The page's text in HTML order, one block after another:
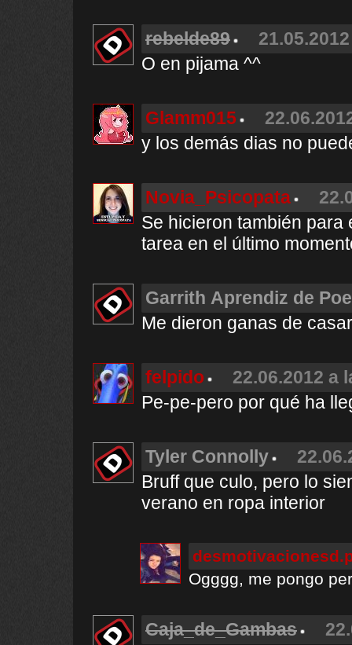
rebelde89
O en pijama ^^
Glamm015
y los demás dias no
Novia_Psicopata
Se hicieron también
tarea en el último
Garrith Aprendiz de
Me dieron ganas de
felpido
22.06.2012 a
Pe-pe-pero por qué ha
Tyler Connolly
Bruff que culo, pero lo
verano en ropa interior
Ogggg, me pongo
Caja_de_Gambas